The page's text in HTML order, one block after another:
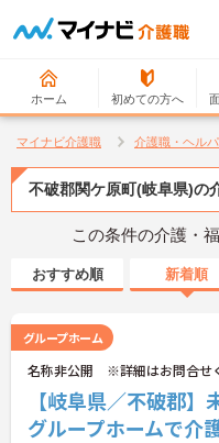
ホーム 初めての方へ
マイナビ介護職 介護職・ヘル
不破郡関ケ原町(岐阜県)の
この条件の介護・
おすすめ順 新着順
グループホーム
名称非公開 ※詳細はお問合せ
【岐阜県／不破郡
グループホームで介